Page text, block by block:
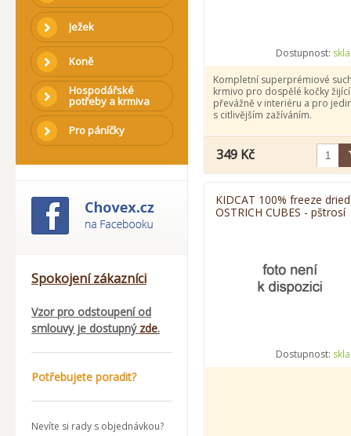
Ježek
Koně
Hospodářské
potřeby a krmiva
Pro páníčky
Spokojení zákazníci
Vzor pro odstoupení od
smlouvy je dostupný zde.
Potřebujete poradit?
Nevíte si rady s objednávkou?
Dostupnost:
Kompletní superprémiové
krmivo pro dospělé kočky žijící
převážně v interiéru a pro
s citlivějším zažíváním.
349 Kč
KIDCAT 100% freeze dried
OSTRICH CUBES - pštrosí
Dostupnost: